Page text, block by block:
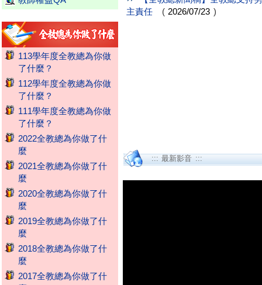
113學年度全教總為你做
了什麼？
112學年度全教總為你做
了什麼？
111學年度全教總為你做
了什麼？
2022全教總為你做了什
麼
2021全教總為你做了什
麼
2020全教總為你做了什
麼
2019全教總為你做了什
麼
2018全教總為你做了什
麼
2017全教總為你做了什
主責任 ( 2026/07/23 )
::: 最新影音 :::